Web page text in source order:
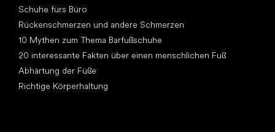
Schuhe fürs Büro
Rückenschmerzen und andere Schmerzen
10 Mythen zum Thema Barfußschuhe
20 interessante Fakten über einen menschlichen Fuß
Abhärtung der Füße
Richtige Körperhaltung